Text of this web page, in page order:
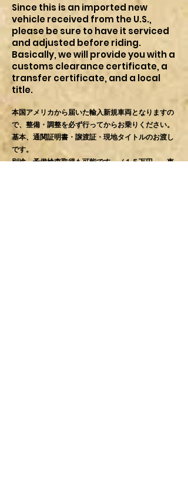
Since this is an imported new
vehicle received from the U.S.,
please be sure to have it serviced
and adjusted before riding.
Basically, we will provide you with a
customs clearance certificate, a
transfer certificate, and a local
title.
本国アメリカから届いた輸入新規車両となりますの
で、整備・調整を必ず行ってからお乗りください。
基本、通関証明書・譲渡証・現地タイトルのお渡し
です。
別途、予備検査取得も可能です。（１５万円～。車